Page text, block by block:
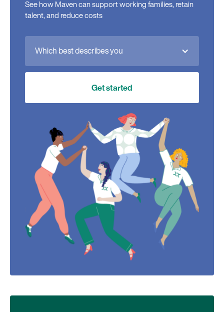
See how Maven can support working families, retain
talent, and reduce costs
Which best describes you
Get started